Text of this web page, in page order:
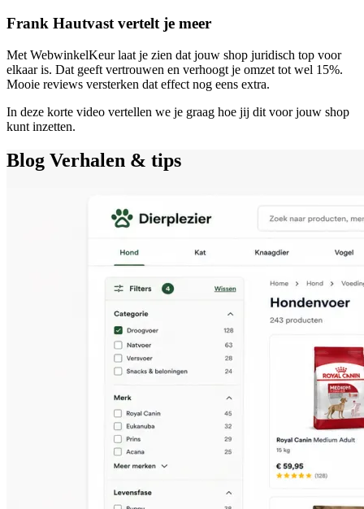
Frank Hautvast vertelt je meer
Met WebwinkelKeur laat je zien dat jouw shop juridisch top voor
elkaar is. Dat geeft vertrouwen en verhoogt je omzet tot wel 15%.
Mooie reviews versterken dat effect nog eens extra.
In deze korte video vertellen we je graag hoe jij dit voor jouw shop
kunt inzetten.
Blog Verhalen & tips